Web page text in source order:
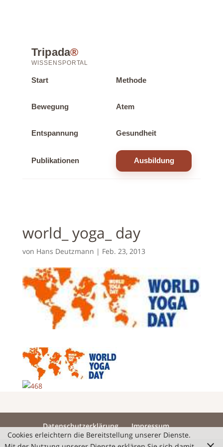
Tripada®
WISSENSPORTAL
Start Methode
Bewegung Atem
Entspannung Gesundheit
Publikationen Ausbildung
world_ yoga_ day
von Hans Deutzmann | Feb. 23, 2013
Datenschutzerklärung
Impressum
Cookies erleichtern die Bereitstellung unserer Dienste.